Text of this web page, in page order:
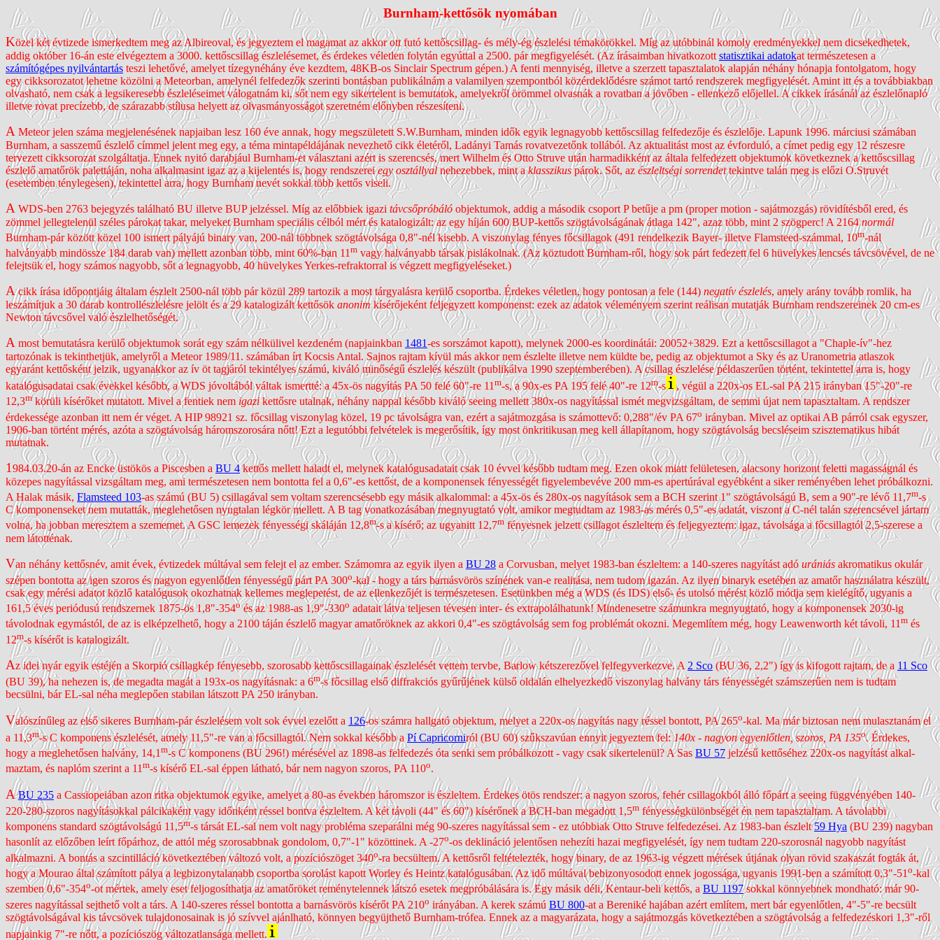
Burnham-kettősök nyomában
Közel két évtizede ismerkedtem meg az Albireoval, és jegyeztem el magamat az akkor ott futó kettős­csillag- és mély-ég észlelési témakörökkel. Míg az utóbbinál komoly ered­ményekkel nem dicse­kedhetek,
addig október 16-án este elvégeztem a 3000. kettős­csillag észlelésemet, és érdekes véletlen folytán egyúttal a 2500. pár megfi­gyelését. (Az írásaimban hivatkozott statisztikai adatokat természe­tesen a
számítógépes nyilván­tartás teszi lehetővé, amelyet tízegy­néhány éve kezdtem, 48KB-os Sinclair Spectrum gépen.) A fenti mennyiség, illetve a szerzett tapasz­talatok alapján néhány hónapja fontolgatom, hogy
egy cikk­sorozatot lehetne közölni a Meteorban, amelynél felfedezők szerinti bontásban publikálnám a valamilyen szem­pontból közér­deklődésre számot tartó rendszerek megfi­gyelését. Amint itt és a további­akban
olvas­ható, nem csak a legsike­resebb észle­léseimet válogatnám ki, sőt nem egy siker­telent is bemu­tatok, amelyekről örömmel olvasnák a rovatban a jövőben - ellen­kező előjellel. A cikkek írásánál az észlelőnapló
illetve rovat precízebb, de szárazabb stílusa helyett az olvas­mányos­ságot szeretném előnyben részesíteni.
A Meteor jelen száma megjelenésének napjaiban lesz 160 éve annak, hogy megszületett S.W.Burnham, minden idők egyik legnagyobb kettős­csillag felfe­dezője és észlelője. Lapunk 1996. márciusi számában
Burnham, a sasszemű észlelő címmel jelent meg egy, a téma minta­példájának nevezhető cikk életéről, Ladányi Tamás rovat­vezetőnk tollából. Az aktualitást most az évforduló, a címet pedig egy 12 részesre
tervezett cikksorozat szolgál­tatja. Ennek nyitó darabjául Burnham-et választani azért is szerencsés, mert Wilhelm és Otto Struve után harma­dikként az általa felfe­dezett objektumok következnek a kettős­csillag
észlelő amatőrök palettáján, noha alkal­masint igaz az a kijelentés is, hogy rendszereiegy osztállyalnehezebbek, mint aklasszikuspárok. Sőt, az észleltségi sorrendettekintve talán meg is előzi O.Struvét
(esetemben tényle­gesen), tekintettel arra, hogy Burnham nevét sokkal több kettős viseli.
A WDS-ben 2763 bejegyzés található BU illetve BUP jelzéssel. Míg az előbbiek igazi távcső­próbáló objektumok, addig a második csoport P betűje a pm (proper motion - saját­mozgás) rövidítésből ered, és
zömmel jelleg­telenül széles párokat takar, melyeket Burnham speciális célból mért és katalogizált: az egy híján 600 BUP-kettős szög­távolságának átlaga 142", azaz több, mint 2 szögperc! A 2164normál
Burnham-pár között közel 100 ismert pályájú binary van, 200-nál többnek szög­távolsága 0,8"-nél kisebb. A viszonylag fényes főcsillagok (491 rendelkezik Bayer- illetve Flamsteed-számmal, 10m-nál
halványabb mindössze 184 darab van) mellett azonban több, mint 60%-ban 11 m vagy halványabb társak pislákolnak. (Az köztudott Burnham-ről, hogy sok párt fedezett fel 6 hüvelykes lencsés távcsövével, de ne
felejtsük el, hogy számos nagyobb, sőt a legnagyobb, 40 hüvelykes Yerkes-refraktorral is végzett megfi­gyeléseket.)
Acikk írása időpontjáig általam észlelt 2500-nál több pár közül 289 tartozik a most tárgya­lásra kerülő csoportba. Érdekes véletlen, hogy pontosan a fele (144) negatív észlelés, amely arány tovább romlik, ha
leszámítjuk a 30 darab kontroll­észlelésre jelölt és a 29 katalo­gizált kettősök anonimkísérőjeként feljegyzett komponenst: ezek az adatok véle­ményem szerint reálisan mutatják Burnham rend­szereinek 20 cm-es
Newton távcsővel való észlelhetőségét.
A most bemutatásra kerülő objektumok sorát egy szám nélkülivel kezdeném (napjainkban 1481-es sorszámot kapott), melynek 2000-es koordinátái: 20052+3829. Ezt a kettős­csillagot a "Chaple-ív"-hez
tartozónak is tekinthetjük, amelyről a Meteor 1989/11. számában írt Kocsis Antal. Sajnos rajtam kívül más akkor nem észlelte illetve nem küldte be, pedig az objektumot a Sky és az Uranometria atlaszok
egyaránt kettősként jelzik, ugyan­akkor az ív öt tagjáról tekin­télyes számú, kiváló minőségű észlelés készült (publikálva 1990 szeptem­berében). A csillag észlelése példaszerűen történt, tekintettel arra is, hogy
kata­lógus­adatai csak évekkel később, a WDS jóvoltából váltak ismertté: a 45x-ös nagyítás PA 50 felé 60"-re 11 m-s, a 90x-es PA 195 felé 40"-re 12m-s
, végül a 220x-os EL-sal PA 215 irányban 15"-20"-re
12,3m körüli kísérőket mutatott. Mivel a fentiek nem igazikettősre utalnak, néhány nappal később kiváló seeing mellett 380x-os nagyítással ismét megvizsgáltam, de semmi újat nem tapasztaltam. A rendszer
érde­kessége azonban itt nem ér véget. A HIP 98921 sz. főcsillag viszonylag közel, 19 pc távolságra van, ezért a saját­mozgása is számottevő: 0,288"/év PA 67o irányban. Mivel az optikai AB párról csak egyszer,
1906-ban történt mérés, azóta a szög­távolság három­szorosára nőtt! Ezt a legutóbbi felvételek is megerősítik, így most önkritikusan meg kell álla­pítanom, hogy szög­távolság becsléseim szisztematikus hibát
mutatnak.
1 984.03.20-án az Encke üstökös a Piscesben a BU 4kettős mellett haladt el, melynek kata­lógus­adatait csak 10 évvel később tudtam meg. Ezen okok miatt felületesen, alacsony horizont feletti magasságnál és
közepes nagyítással vizsgáltam meg, ami természe­tesen nem bontotta fel a 0,6"-es kettőst, de a kompo­nensek fényességét figye­lembe­véve 200 mm-es apertúrával egyébként a siker reményében lehet próbál­kozni.
A Halak másik, Flamsteed 103-as számú (BU 5) csillagával sem voltam szerencsésebb egy másik alkalommal: a 45x-ös és 280x-os nagyítások sem a BCH szerint 1" szög­távolságú B, sem a 90"-re lévő 11,7m-s
C kompo­nenseket nem mutatták, meglehetősen nyugtalan légkör mellett. A B tag vonatko­zásában megnyugtató volt, amikor megtudtam az 1983-as mérés 0,5"-es adatát, viszont a C-nél talán szerencsével jártam
volna, ha jobban meresztem a szememet. A GSC lemezek fényességi skáláján 12,8m-s a kísérő; az ugyanitt 12,7m fényesnek jelzett csillagot észleltem és felje­gyeztem: igaz, távolsága a főcsillagtól 2,5-szerese a
nem látotténak.
Van néhány kettősnév, amit évek, évtizedek múltával sem felejt el az ember. Számomra az egyik ilyen a BU 28 a Corvusban, melyet 1983-ban észleltem: a 140-szeres nagyítást adó urániás akromatikus okulár
szépen bontotta az igen szoros és nagyon egyen­lőtlen fényességű párt PA 300o-kal - hogy a társ barnás­vörös színének van-e realitása, nem tudom igazán. Az ilyen binaryk esetében az amatőr használatra készült,
csak egy mérési adatot közlő kata­lógusok okozhatnak kellemes meglepetést, de az ellen­kezőjét is természe­tesen. Esetünkben még a WDS (és IDS) első- és utolsó mérést közlő módja sem kielégítő, ugyanis a
161,5 éves periódusú rendszernek 1875-ös 1,8"-354oés az 1988-as 1,9"-330o adatait látva teljesen tévesen inter- és extra­polálhatunk! Minden­esetre számunkra megnyugtató, hogy a kompo­nensek 2030-ig
távolodnak egymástól, de az is elkép­zelhető, hogy a 2100 táján észlelő magyar amatőröknek az akkori 0,4"-es szög­távolság sem fog problémát okozni. Megemlítem még, hogy Leawenworth két távoli, 11m és
12m-s kísérőt is katalogizált.
Az idei nyár egyik estéjén a Skorpió csillagkép fényesebb, szoro­sabb kettős­csillagainak észlelését vettem tervbe, Barlow kétsze­rezővel felfegy­verkezve. A 2 Sco (BU 36, 2,2") így is kifogott rajtam, de a 11 Sco
(BU 39), ha nehezen is, de megadta magát a 193x-os nagyításnak: a 6m-s főcsillag első diffrakciós gyűrűjének külső oldalán elhe­lyezkedő viszonylag halvány társ fényességét számszerűen nem is tudtam
becsülni, bár EL-sal néha meglepően stabilan látszott PA 250 irányban.
Valószínűleg az első sikeres Burnham-pár észlelésem volt sok évvel ezelőtt a 126-os számra hallgató objektum, melyet a 220x-os nagyítás nagy réssel bontott, PA 265o-kal. Ma már biztosan nem mulasztanám el
a 11,3m-s C komponens észlelését, amely 11,5"-re van a főcsillagtól. Nem sokkal később a Pí Capricorniról (BU 60) szűkszavúan ennyit jegyeztem fel:140x - nagyon egyen­lőtlen, szoros, PA 135o.Érdekes,
hogy a meglehetősen halvány, 14,1 m-s C komponens (BU 296!) mérésével az 1898-as felfedezés óta senki sem próbál­kozott - vagy csak siker­telenül? A Sas BU 57 jelzésű kettőséhez 220x-os nagyítást alkal­
maztam, és naplóm szerint a 11m-s kísérő EL-sal éppen látható, bár nem nagyon szoros, PA 110o.
A BU 235 a Cassio­peiában azon ritka objektumok egyike, amelyet a 80-as években három­szor is észleltem. Érdekes ötös rendszer: a nagyon szoros, fehér csilla­gokból álló főpárt a seeing függ­vényében 140-
220-280-szoros nagyításokkal pálcikaként vagy időnként réssel bontva észleltem. A két távoli (44" és 60") kísérőnek a BCH-ban megadott 1,5m fényes­ségkülönb­ségét én nem tapasz­taltam. A távolabbi
komponens standard szög­távolságú 11,5m-s társát EL-sal nem volt nagy probléma szeparálni még 90-szeres nagyítással sem - ez utóbbiak Otto Struve felfedezései. Az 1983-ban észlelt59 Hya (BU 239) nagyban
hasonlít az előzőben leírt főpárhoz, de attól még szoro­sabbnak gondolom, 0,7"-1" közöttinek. A -27o-os dekli­náció jelentősen nehezíti hazai megfi­gyelését, így nem tudtam 220-szorosnál nagyobb nagyítást
alkalmazni. A bontás a szcin­tilláció követ­kez­tében változó volt, a pozí­ciószöget 340o-ra becsültem. A kettősről feltéte­lezték, hogy binary, de az 1963-ig végzett mérések útjának olyan rövid szakaszát fogták át,
hogy a Mourao által számított pálya a legbizony­talanabb csoportba sorolást kapott Worley és Heintz katalógusában. Az idő múltával bebizo­nyosodott ennek jogossága, ugyanis 1991-ben a számított 0,3"-51 o-kal
szemben 0,6"-354o-ot mértek, amely eset feljogo­síthatja az amatőröket remény­telennek látszó esetek megpróbálására is. Egy másik déli, Kentaur-beli kettős, a BU 1197sokkal könnyebnek mondható: már 90-
szeres nagyítással sejthető volt a társ. A 140-szeres réssel bontotta a barnásvörös kísérőt PA 210o irányában. A kerek számú BU 800-at a Bereniké hajában azért említem, mert bár egyen­lőtlen, 4"-5"-re becsült
szög­távolságával kis távcsövek tulaj­donosainak is jó szívvel ajánlható, könnyen begyüjt­hető Burnham-trófea. Ennek az a magyarázata, hogy a saját­mozgás követ­kez­tében a szög­távolság a felfe­dezés­kori 1,3"-ről
napjainkig 7"-re nőtt, a pozíci­ószög változat­lansága mellett.